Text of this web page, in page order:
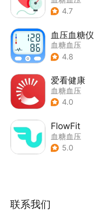
4.7
血压血糖仪
血糖血压
4.8
爱看健康
血糖血压
4.0
FlowFit
血糖血压
5.0
联系我们